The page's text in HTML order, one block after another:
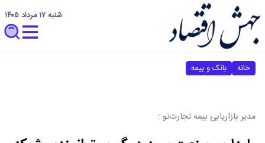
شنبه ۱۷ مرداد ۱۴۰۵
خانه بانک و بیمه
مدیر بازاریابی بیمه تجارت‌نو :